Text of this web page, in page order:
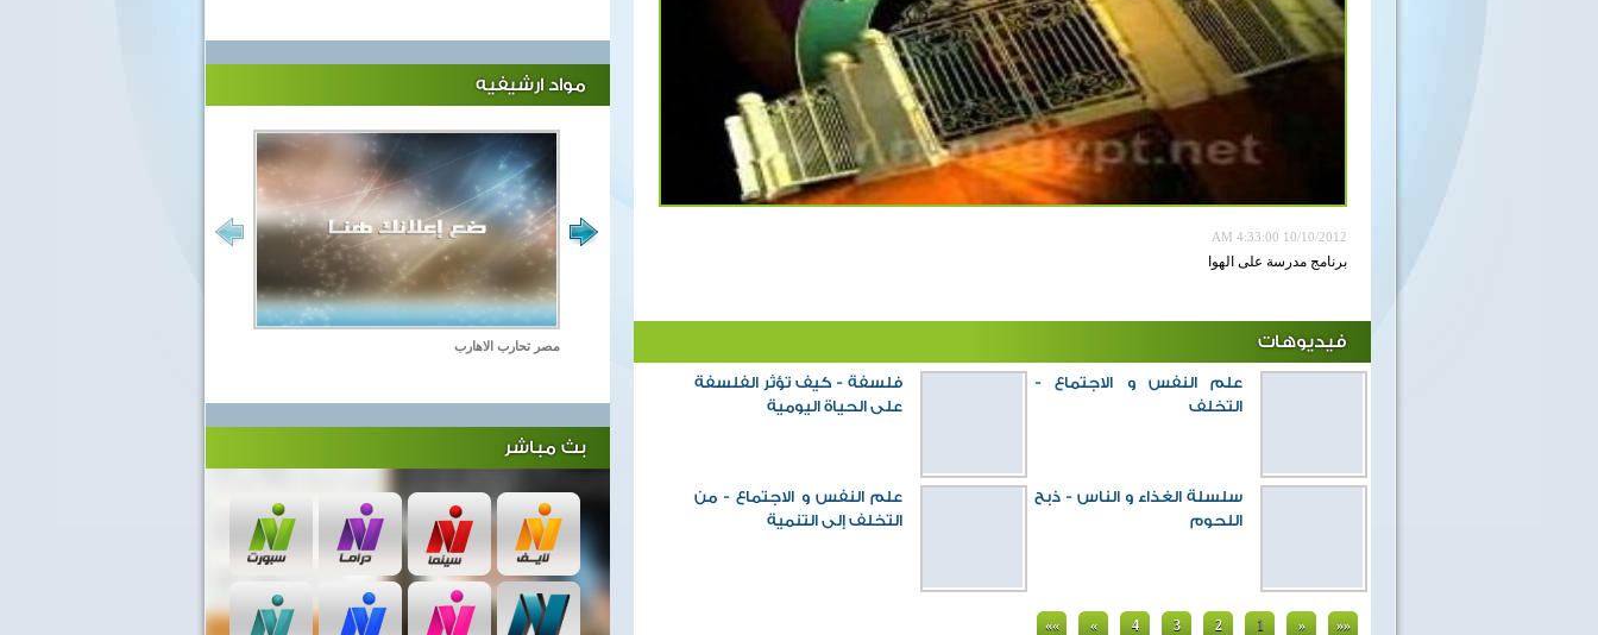
10/10/2012 4:33:00 AM
برنامج مدرسة على الهوا
فيديوهات
فلسفة - كيف تؤثر الفلسفة
على الحياة اليومية
علم النفس و الاجتماع -
التخلف
علم النفس و الاجتماع - من
التخلف إلى التنمية
سلسلة الغذاء و الناس - ذبح
اللحوم
»»
»
1
2
3
4
«
««
مواد ارشيفيه
مصر تحارب الاهارب
بث مباشر